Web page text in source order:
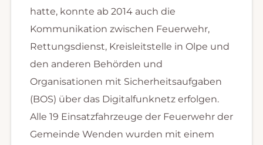
hatte, konnte ab 2014 auch die
Kommunikation zwischen Feuerwehr,
Rettungsdienst, Kreisleitstelle in Olpe und
den anderen Behörden und
Organisationen mit Sicherheitsaufgaben
(BOS) über das Digitalfunknetz erfolgen.
Alle 19 Einsatzfahrzeuge der Feuerwehr der
Gemeinde Wenden wurden mit einem